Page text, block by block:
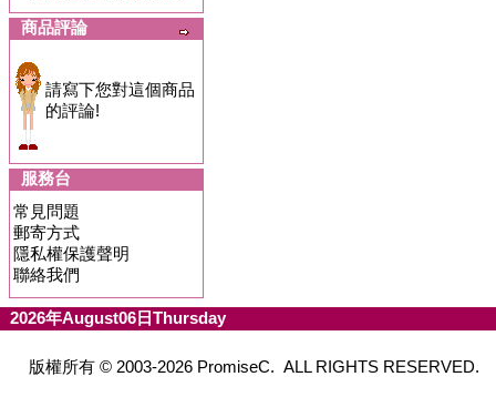
商品評論
請寫下您對這個商品
的評論!
服務台
常見問題
郵寄方式
隱私權保護聲明
聯絡我們
2026年August06日Thursday
版權所有 © 2003-2026 PromiseC. ALL RIGHTS RESERVED.